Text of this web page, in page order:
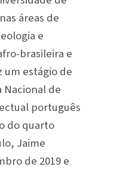
áreas de
e
brasileira e
um estágio de
Nacional de
português
do quarto
Jaime
de 2019 e